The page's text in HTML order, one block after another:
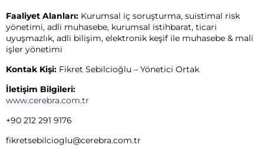
Faaliyet Alanları: Kurumsal iç soruşturma, suistimal risk
yönetimi, adli muhasebe, kurumsal istihbarat, ticari
uyuşmazlık, adli bilişim, elektronik keşif ile muhasebe & mali
işler yönetimi
Kontak Kişi: Fikret Sebilcioğlu – Yönetici Ortak
İletişim Bilgileri:
www.cerebra.com.tr
+90 212 291 9176
fikretsebilcioglu@cerebra.com.tr